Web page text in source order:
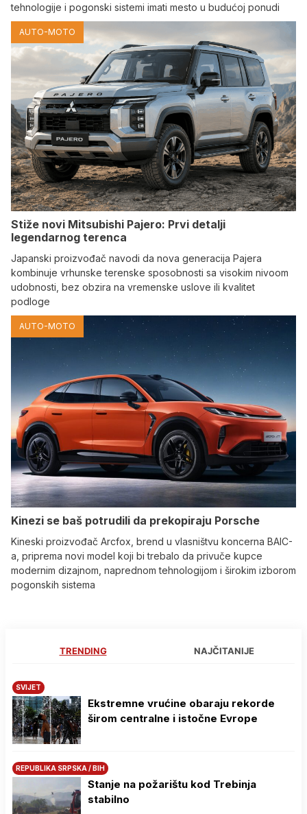
tehnologije i pogonski sistemi imati mesto u budućoj ponudi
AUTO-MOTO
Stiže novi Mitsubishi Pajero: Prvi detalji
legendarnog terenca
Japanski proizvođač navodi da nova generacija Pajera
kombinuje vrhunske terenske sposobnosti sa visokim nivoom
udobnosti, bez obzira na vremenske uslove ili kvalitet
podloge
AUTO-MOTO
Kinezi se baš potrudili da prekopiraju Porsche
Kineski proizvođač Arcfox, brend u vlasništvu koncerna BAIC-
a, priprema novi model koji bi trebalo da privuče kupce
modernim dizajnom, naprednom tehnologijom i širokim izborom
pogonskih sistema
TRENDING NAJČITANIJE
SVIJET
Ekstremne vrućine obaraju rekorde
širom centralne i istočne Evrope
REPUBLIKA SRPSKA / BIH
Stanje na požarištu kod Trebinja
stabilno